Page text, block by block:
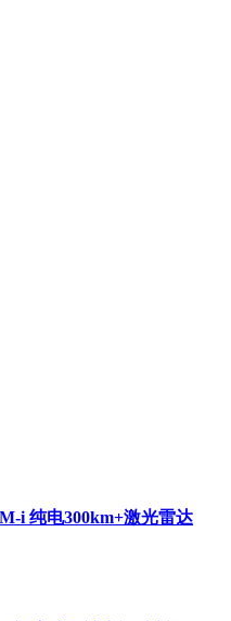
i 纯电300km+激光雷达